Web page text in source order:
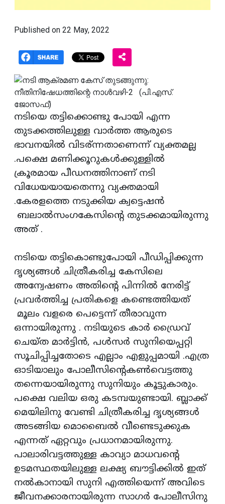
Published on 22 May, 2022
നടിയെ തട്ടിക്കൊണ്ടു പോയി എന്ന
തുടക്കത്തിലുള്ള വാര്‍ത്ത ആരുടെ
ഭാവനയില്‍ വിടര്ന്നതാണെന്ന് വ്യക്തമല്ല
.പക്ഷെ മണിക്കൂറുകള്‍ക്കുള്ളില്‍
ക്രൂരമായ പീഡനത്തിനാണ് നടി
വിധേയയായതെന്നു വ്യക്തമായി
.കേരളത്തെ നടുക്കിയ ക്വട്ടെഷന്‍
ബലാല്‍സംഗകേസിന്റെ തുടക്കമായിരുന്നു
അത് .
നടിയെ തട്ടികൊണ്ടുപോയി പീഡിപ്പിക്കുന്ന
ദൃശ്യങ്ങള്‍ ചിത്രീകരിച്ച കേസിലെ
അന്വേഷണം അതിന്റെ പിന്നില്‍ നേരിട്ട്
പ്രവര്‍ത്തിച്ച പ്രതികളെ കണ്ടെത്തിയത്
മൂലം വളരെ പെട്ടെന്ന് തീരാവുന്ന
ഒന്നായിരുന്നു . നടിയുടെ കാര്‍ ഡ്രൈവ്
ചെയ്ത മാര്‍ട്ടിന്‍, പള്‍സര്‍ സുനിയെപ്പറ്റി
സൂചിപ്പിച്ചതോടെ എല്ലാം എളുപ്പമായി .എത്ര
ഓടിയാലും പോലീസിന്റെകണ്‍വെട്ടത്തു
തന്നെയായിരുന്നു സുനിയും കൂട്ടുകാരും.
പക്ഷെ വലിയ ഒരു കടമ്പയുണ്ടായി. ബ്ലാക്ക്‌
മെയിലിനു വേണ്ടി ചിത്രീകരിച്ച ദൃശ്യങ്ങള്‍
അടങ്ങിയ മൊബൈല്‍ വീണ്ടെടുക്കുക
എന്നത് ഏറ്റവും പ്രധാനമായിരുന്നു.
പാലാരിവട്ടത്തുള്ള കാവ്യാ മാധവന്‍റെ
ഉടമസ്ഥതയിലുള്ള ലക്ഷ്യ ബൗട്ടിക്കില്‍ ഇത്
നല്‍കാനായി സുനി എത്തിയെന്ന് അവിടെ
ജീവനക്കാരനായിരുന്ന സാഗര്‍ പോലീസിനു